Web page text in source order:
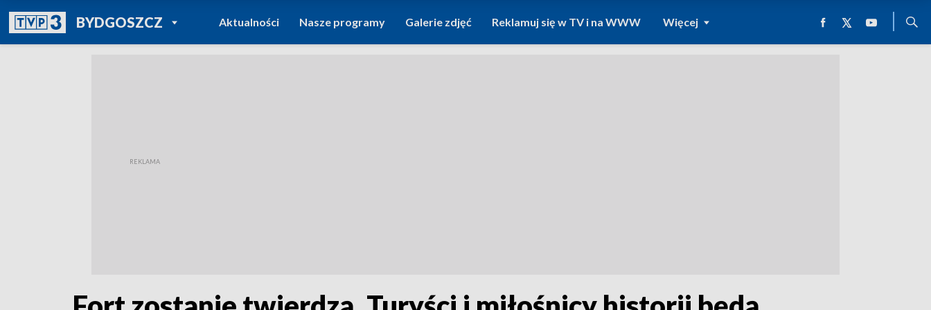
BYDGOSZCZPOWRÓT DO
TVP REGIONY
Aktualności Nasze programy Galerie zdjęć Reklamuj się w TV i na WWW Więcej